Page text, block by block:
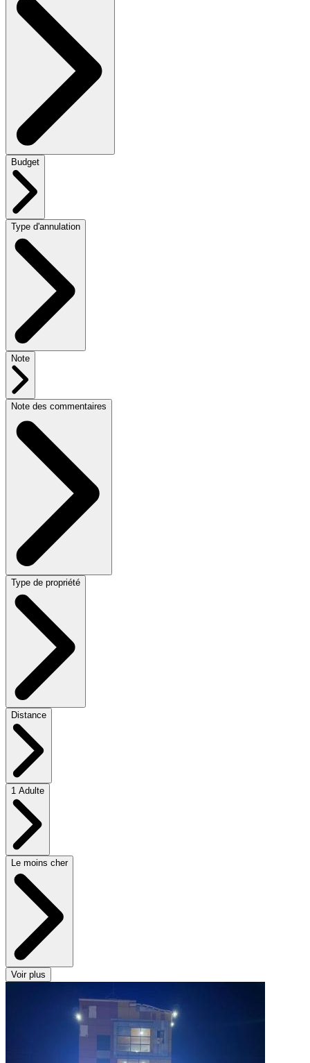
Budget
Type d'annulation
Note
Note des commentaires
Type de propriété
Distance
1 Adulte
Le moins cher
Voir plus